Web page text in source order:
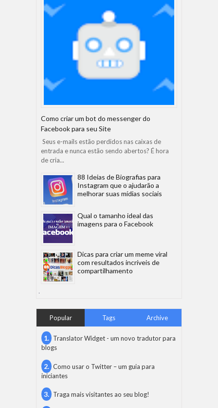
Como criar um bot do messenger do
Facebook para seu Site
Seus e-mails estão perdidos nas caixas de
entrada e nunca estão sendo abertos? É hora
de cria...
88 Ideias de Biografias para
Instagram que o ajudarão a
melhorar suas mídias sociais
Qual o tamanho ideal das
imagens para o Facebook
Dicas para criar um meme viral
com resultados incríveis de
compartilhamento
Popular Tags Archive
Translator Widget - um novo tradutor para
blogs
Como usar o Twitter – um guia para
iniciantes
Traga mais visitantes ao seu blog!